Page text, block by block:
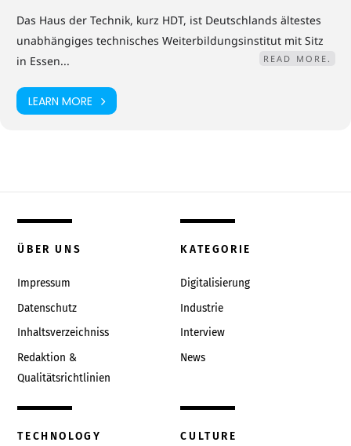
Das Haus der Technik, kurz HDT, ist Deutschlands ältestes
unabhängiges technisches Weiterbildungsinstitut mit Sitz
in Essen...
READ MORE.
LEARN MORE
ÜBER UNS
Impressum
Datenschutz
Inhaltsverzeichniss
Redaktion &
Qualitätsrichtlinien
KATEGORIE
Digitalisierung
Industrie
Interview
News
TECHNOLOGY CULTURE